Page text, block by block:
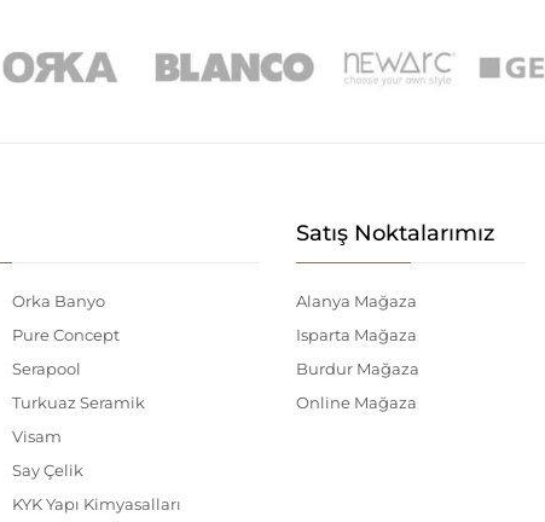
Orka Banyo
Pure Concept
Serapool
Turkuaz Seramik
Visam
Say Çelik
KYK Yapı Kimyasalları
Satış Noktalarımız
Alanya Mağaza
Isparta Mağaza
Burdur Mağaza
Online Mağaza